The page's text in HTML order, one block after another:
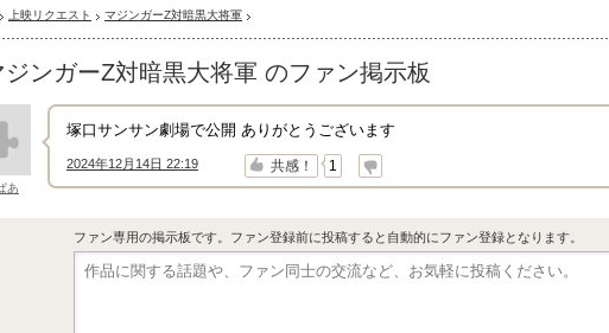
上映リクエスト チケット一覧
上映リクエスト マジンガーZ対暗黒大将軍
ジンガーZ対暗黒大将軍 のファン掲示板
あ
塚口サンサン劇場で公開 ありがとうございます
2024年12月14日 22:19
↑ 共感！ 1
↓
ファン専用の掲示板です。ファン登録前に投稿すると自動的にファン登録となります。